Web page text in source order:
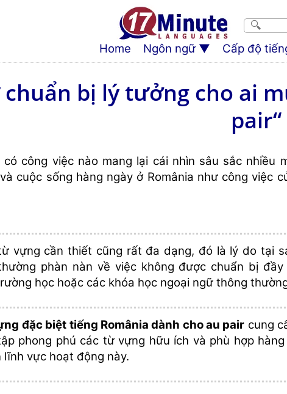
Home Ngôn ngữ Cấp độ
chuẩn bị lý tưởng cho ai
pair“
có công việc nào mang lại cái nhìn sâu sắc nhiều
cuộc sống hàng ngày ở România như công việc
vựng cần thiết cũng rất đa dạng, đó là lý do tại
phàn nàn về việc không được chuẩn bị
học hoặc các khóa học ngoại ngữ thông
đặc biệt tiếng România dành cho au pair cung
phong phú các từ vựng hữu ích và phù hợp
lĩnh vực hoạt động này.